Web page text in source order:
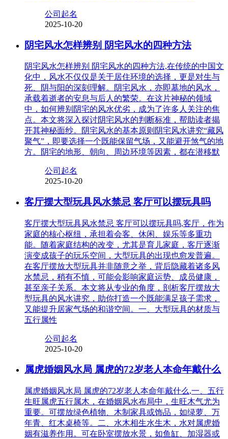
公司起名
2025-10-20
阴宅风水怎样辨别 阴宅风水的四种方法
阴宅风水怎样辨别 阴宅风水的四种方法,在传统的中国文
化中，风水不仅仅是关于居住环境的选择，更是对生与
死、阴与阳的深刻理解。阴宅风水，亦即墓地的风水，
承载着逝者的安息与后人的繁荣。在这片神秘的领域
中，如何辨别阴宅的风水优劣，成为了许多人关注的焦
点。本文将深入探讨阴宅风水的判断标准，帮助读者揭
开其神秘面纱。阴宅风水的基本原则阴宅风水讲究“藏风
聚气”，即要选择一个既能保留气场，又能避开煞气的地
方。阴宅的地形、朝向、周边环境等因素，都在潜移默
公司起名
2025-10-20
客厅摆大型玩具风水禁忌 客厅可以摆玩具吗
客厅摆大型玩具风水禁忌 客厅可以摆玩具吗,客厅，作为
家庭的核心枢纽，承担着会客、休闲、娱乐等多重功
能。随着家庭结构的改变，尤其是育儿家庭，客厅逐渐
演变成孩子的玩乐空间，大型玩具的出现也愈发普遍。
在客厅摆放大型玩具并非随意之举，背后隐藏着诸多风
水禁忌，稍有不慎，可能会影响家庭运势、成员健康，
甚至亲子关系。本文将从专业的角度，剖析客厅摆放大
型玩具的风水讲究，助你打造一个既能满足孩子需求，
又能提升居家气场的和谐空间。一、大型玩具的材质与
五行属性
公司起名
2025-10-20
属虎婚姻风水局 属虎的72岁老人本命年戴什么
属虎婚姻风水局 属虎的72岁老人本命年戴什么,一、五行
生旺属虎五行属木，在婚姻风水布局中，生旺木气尤为
重要。可摆放绿色植物、木制家具或饰品，如绿萝、万
年青、红木桌椅等。二、水木相生水生木，水对属虎婚
姻有滋养作用。可在卧室摆放水景，如鱼缸、加湿器或